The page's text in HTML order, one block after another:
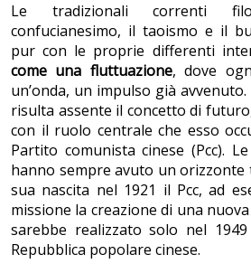
Le tradizionali correnti
confucianesimo, il taoismo e il
pur con le proprie differenti
come una fluttuazione, dove
un’onda, un impulso già
risulta assente il concetto di
con il ruolo centrale che esso
Partito comunista cinese (Pcc).
hanno sempre avuto un orizzonte
sua nascita nel 1921 il Pcc, ad
missione la creazione di una
sarebbe realizzato solo nel
Repubblica popolare cinese.